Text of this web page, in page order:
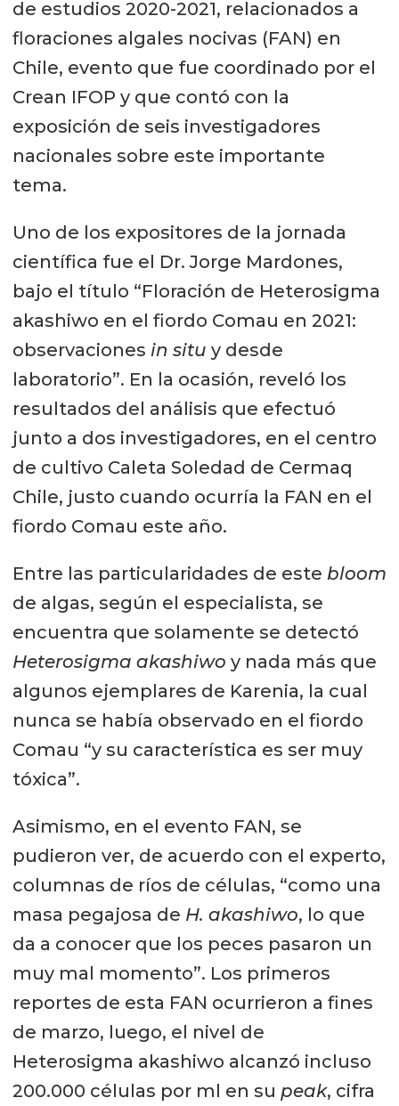
de estudios 2020-2021, relacionados a
floraciones algales nocivas (FAN) en
Chile, evento que fue coordinado por el
Crean IFOP y que contó con la
exposición de seis investigadores
nacionales sobre este importante
tema.
Uno de los expositores de la jornada
científica fue el Dr. Jorge Mardones,
bajo el título “Floración de Heterosigma
akashiwo en el fiordo Comau en 2021:
observaciones in situ y desde
laboratorio”. En la ocasión, reveló los
resultados del análisis que efectuó
junto a dos investigadores, en el centro
de cultivo Caleta Soledad de Cermaq
Chile, justo cuando ocurría la FAN en el
fiordo Comau este año.
Entre las particularidades de este bloom
de algas, según el especialista, se
encuentra que solamente se detectó
Heterosigma akashiwo y nada más que
algunos ejemplares de Karenia, la cual
nunca se había observado en el fiordo
Comau “y su característica es ser muy
tóxica”.
Asimismo, en el evento FAN, se
pudieron ver, de acuerdo con el experto,
columnas de ríos de células, “como una
masa pegajosa de H. akashiwo, lo que
da a conocer que los peces pasaron un
muy mal momento”. Los primeros
reportes de esta FAN ocurrieron a fines
de marzo, luego, el nivel de
Heterosigma akashiwo alcanzó incluso
200.000 células por ml en su peak, cifra